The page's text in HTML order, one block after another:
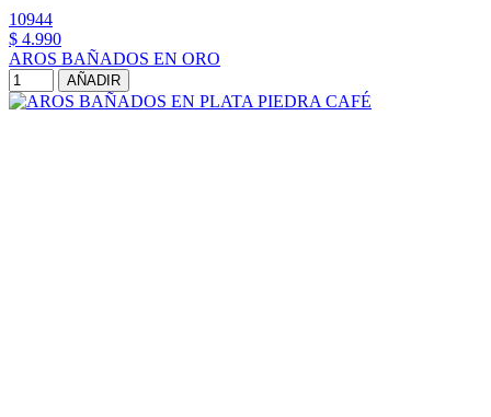
10944
$ 4.990
AROS BAÑADOS EN ORO
AÑADIR